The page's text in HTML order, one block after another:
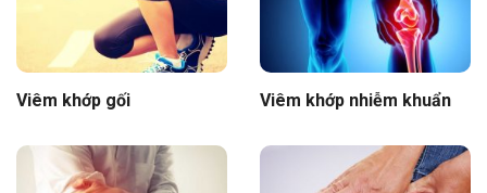
Viêm khớp gối Viêm khớp nhiễm khuẩn